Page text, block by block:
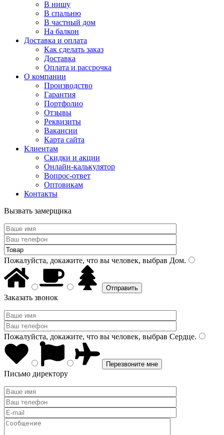
В нишу
В спальню
В частный дом
На балкон
Доставка и оплата
Как сделать заказ
Доставка
Оплата и рассрочка
О компании
Производство
Гарантия
Портфолио
Отзывы
Реквизиты
Вакансии
Карта сайта
Клиентам
Скидки и акции
Онлайн-калькулятор
Вопрос-ответ
Оптовикам
Контакты
Вызвать замерщика
Пожалуйста, докажите, что вы человек, выбрав Дом.
Заказать звонок
Пожалуйста, докажите, что вы человек, выбрав Сердце.
Письмо директору